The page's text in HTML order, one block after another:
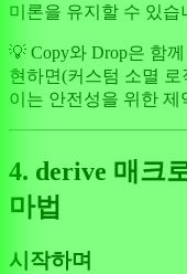
미론을 유지할 수 있습
💡 Copy와 Drop은 함
현하면(커스텀 소멸
이는 안전성을 위한 제
4. derive 매크
마법
시작하며